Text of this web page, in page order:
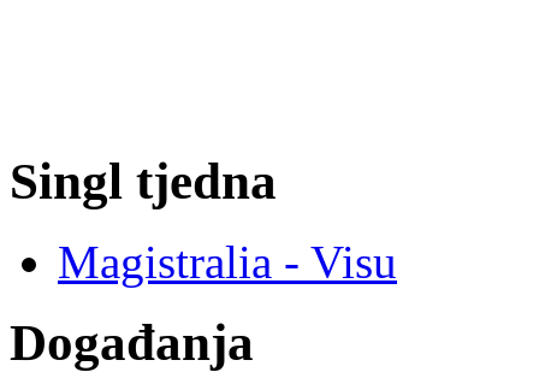
Singl tjedna
Magistralia - Visu
Događanja